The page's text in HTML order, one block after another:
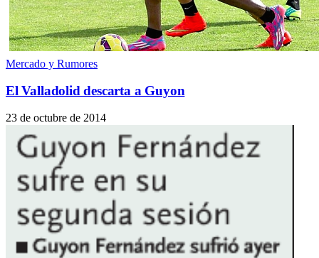
Mercado y Rumores
El Valladolid descarta a Guyon
23 de octubre de 2014